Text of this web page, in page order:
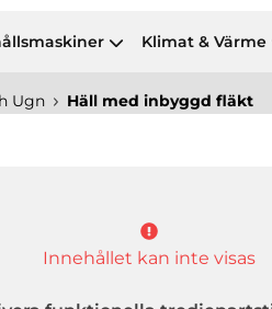
Klimat & Värme
Ugn Häll med inbyggd fläkt
Innehållet kan inte visas